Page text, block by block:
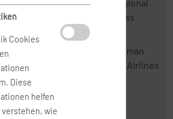
Air
Real Tonga
Regional
Express
Tasman
Cargo Airlines
Cookies
Diese
helfen
verstehen, wie